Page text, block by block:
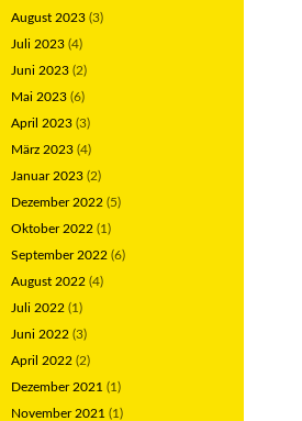
August 2023 (3)
Juli 2023 (4)
Juni 2023 (2)
Mai 2023 (6)
April 2023 (3)
März 2023 (4)
Januar 2023 (2)
Dezember 2022 (5)
Oktober 2022 (1)
September 2022 (6)
August 2022 (4)
Juli 2022 (1)
Juni 2022 (3)
April 2022 (2)
Dezember 2021 (1)
November 2021 (1)